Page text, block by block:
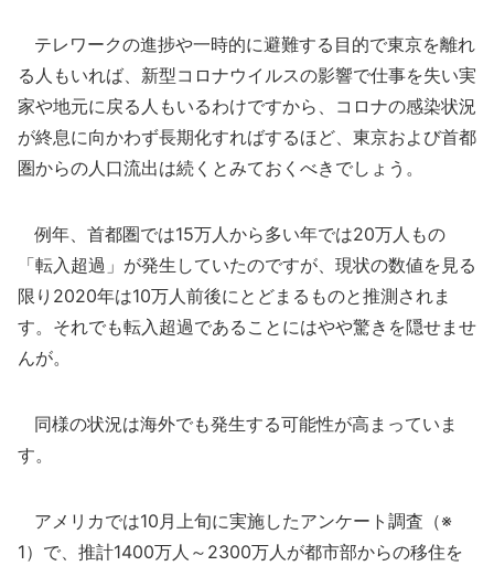
テレワークの進捗や一時的に避難する目的で東京を離れ
る人もいれば、新型コロナウイルスの影響で仕事を失い実
家や地元に戻る人もいるわけですから、コロナの感染状況
が終息に向かわず長期化すればするほど、東京および首都
圏からの人口流出は続くとみておくべきでしょう。
例年、首都圏では15万人から多い年では20万人もの
「転入超過」が発生していたのですが、現状の数値を見る
限り2020年は10万人前後にとどまるものと推測されま
す。それでも転入超過であることにはやや驚きを隠せませ
んが。
同様の状況は海外でも発生する可能性が高まっていま
す。
アメリカでは10月上旬に実施したアンケート調査（※
1）で、推計1400万人～2300万人が都市部からの移住を